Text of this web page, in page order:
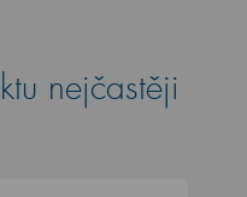
nejčastěji